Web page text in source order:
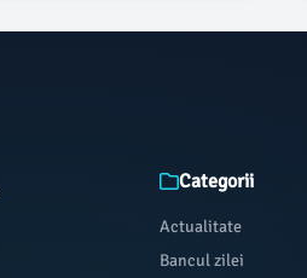
Categorii
Actualitate
Bancul zilei